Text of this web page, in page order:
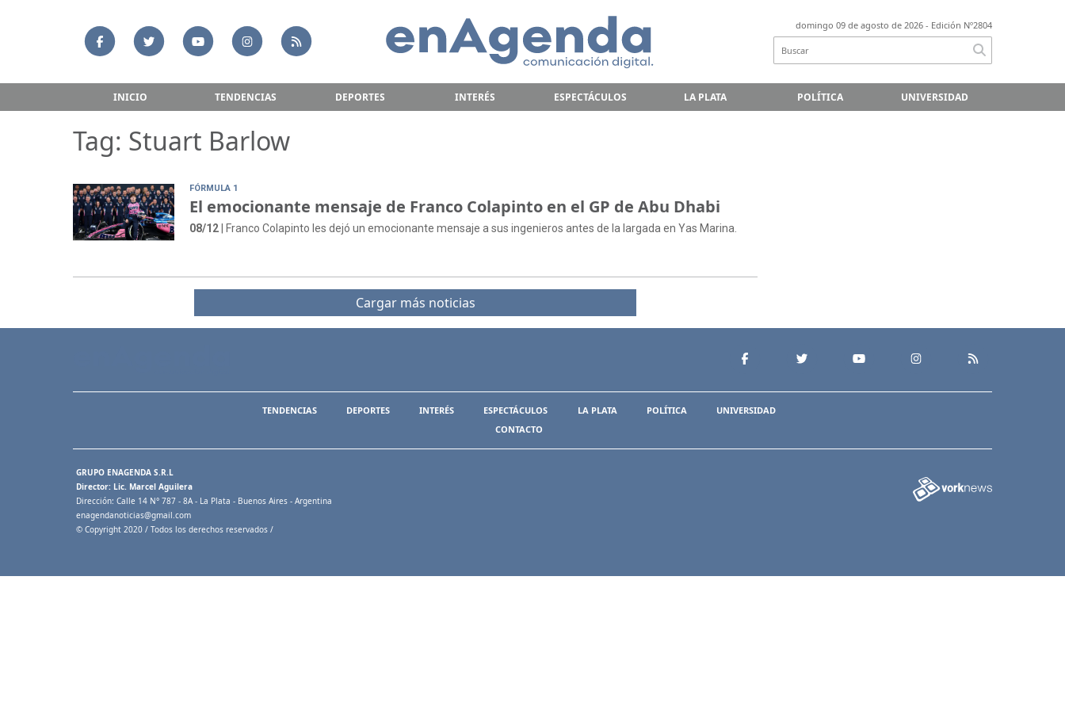
domingo 09 de agosto de 2026 - Edición Nº2804
INICIO TENDENCIAS DEPORTES INTERÉS ESPECTÁCULOS LA PLATA POLÍTICA UNIVERSIDAD
Tag: Stuart Barlow
FÓRMULA 1
El emocionante mensaje de Franco Colapinto en el GP de Abu Dhabi
08/12 | Franco Colapinto les dejó un emocionante mensaje a sus ingenieros antes de la largada en Yas Marina.
Cargar más noticias
TENDENCIAS DEPORTES INTERÉS ESPECTÁCULOS LA PLATA POLÍTICA
UNIVERSIDAD
CONTACTO
GRUPO ENAGENDA S.R.L
Director: Lic. Marcel Aguilera
Dirección: Calle 14 N° 787 - 8A - La Plata - Buenos Aires - Argentina
enagendanoticias@gmail.com
© Copyright 2020 / Todos los derechos reservados /